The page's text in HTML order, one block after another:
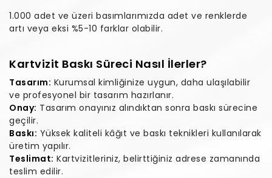
1.000 adet ve üzeri basımlarımızda adet ve renklerde
artı veya eksi %5-10 farklar olabilir.
Kartvizit Baskı Süreci Nasıl İlerler?
Tasarım: Kurumsal kimliğinize uygun, daha ulaşılabilir
ve profesyonel bir tasarım hazırlanır.
Onay: Tasarım onayınız alındıktan sonra baskı sürecine
geçilir.
Baskı: Yüksek kaliteli kâğıt ve baskı teknikleri kullanılarak
üretim yapılır.
Teslimat: Kartvizitleriniz, belirttiğiniz adrese zamanında
teslim edilir.